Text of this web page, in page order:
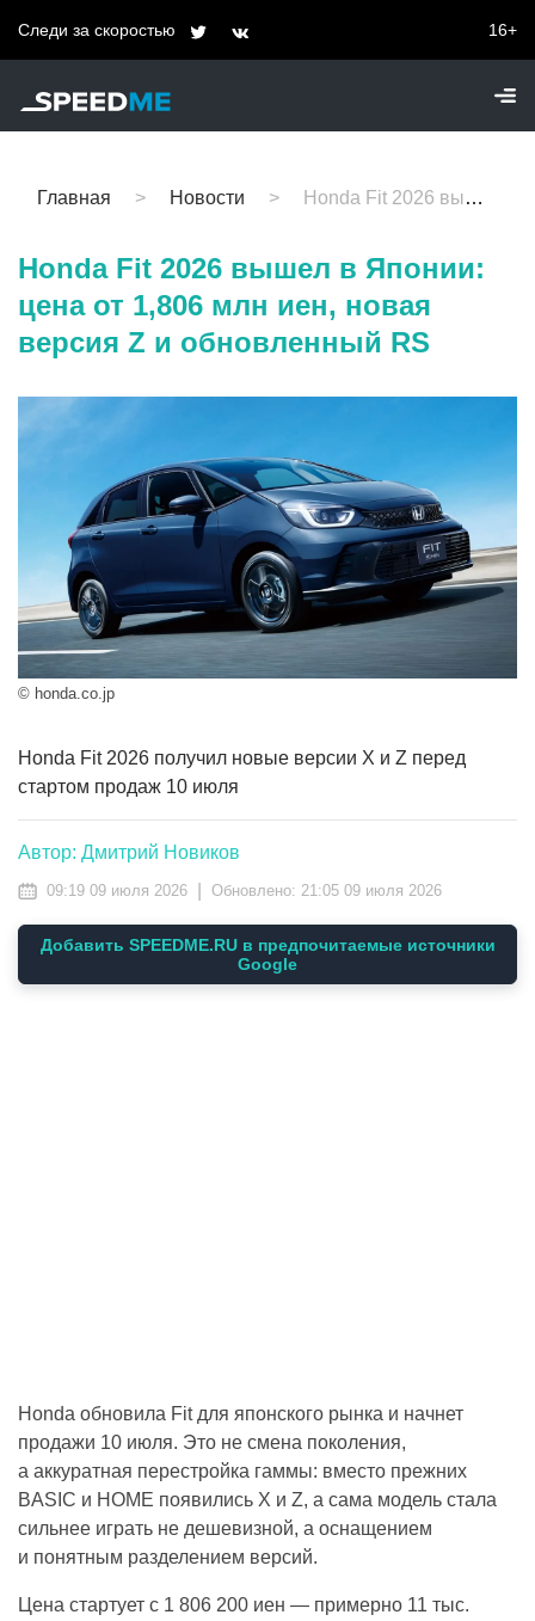
Следи за скоростью 16+
Главная Новости Honda Fit 2026 вышел в Японии: цена от 1,806 млн иен, новая версия Z и обновленный RS
Honda Fit 2026 вышел в Японии:
цена от 1,806 млн иен, новая
версия Z и обновленный RS
© honda.co.jp
Honda Fit 2026 получил новые версии X и Z перед
стартом продаж 10 июля
Автор: Дмитрий Новиков
09:19 09 июля 2026 Обновлено: 21:05 09 июля 2026
Добавить SPEEDME.RU в предпочитаемые источники
Google
Honda обновила Fit для японского рынка и начнет
продажи 10 июля. Это не смена поколения,
а аккуратная перестройка гаммы: вместо прежних
BASIC и HOME появились X и Z, а сама модель стала
сильнее играть не дешевизной, а оснащением
и понятным разделением версий.
Цена стартует с 1 806 200 иен — примерно 11 тыс.